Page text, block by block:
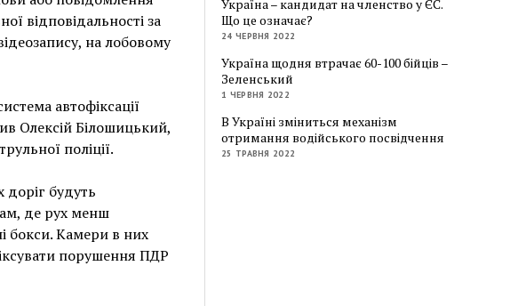
відповідальності за
на лобовому
автофіксації
Олексій Білошицький,
поліції.
доріг будуть
де рух менш
бокси. Камери в них
порушення ПДР
Україна – кандидат на членство у ЄС.
Що це означає?
24 ЧЕРВНЯ 2022
Україна щодня втрачає 60-100 бійців –
Зеленський
1 ЧЕРВНЯ 2022
В Україні зміниться механізм
отримання водійського посвідчення
25 ТРАВНЯ 2022